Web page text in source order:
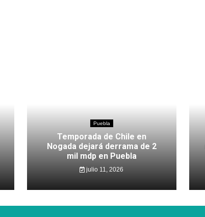
Puebla
Temporada de Chile en
Nogada dejará derrama de 2
mil mdp en Puebla
julio 11, 2026